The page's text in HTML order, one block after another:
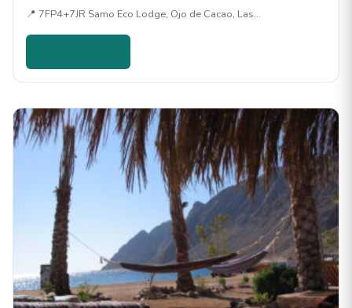
📍 7FP4+7JR Samo Eco Lodge, Ojo de Cacao, Las…